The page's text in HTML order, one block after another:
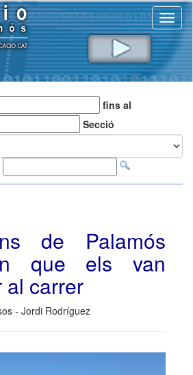
fins al
Secció
de Palamós
que els van
al carrer
- Jordi Rodríguez